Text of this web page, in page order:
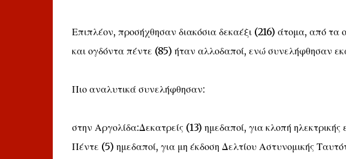
Επιπλέον, προσήχθησαν διακόσια δεκαέξι (216) άτομα, από τα
και ογδόντα πέντε (85) ήταν αλλοδαποί, ενώ συνελήφθησαν
Πιο αναλυτικά συνελήφθησαν:
στην Αργολίδα:Δεκατρείς (13) ημεδαποί, για κλοπή ηλεκτρικής
Πέντε (5) ημεδαποί, για μη έκδοση Δελτίου Αστυνομικής